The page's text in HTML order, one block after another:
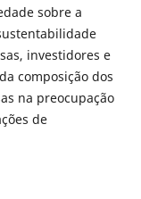
sobre a
investidores e
composição dos
na preocupação
de